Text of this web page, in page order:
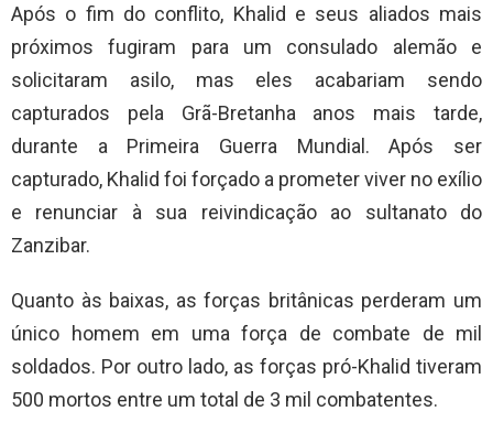
Após o fim do conflito, Khalid e seus aliados mais
próximos fugiram para um consulado alemão e
solicitaram asilo, mas eles acabariam sendo
capturados pela Grã-Bretanha anos mais tarde,
durante a Primeira Guerra Mundial. Após ser
capturado, Khalid foi forçado a prometer viver no exílio
e renunciar à sua reivindicação ao sultanato do
Zanzibar.
Quanto às baixas, as forças britânicas perderam um
único homem em uma força de combate de mil
soldados. Por outro lado, as forças pró-Khalid tiveram
500 mortos entre um total de 3 mil combatentes.